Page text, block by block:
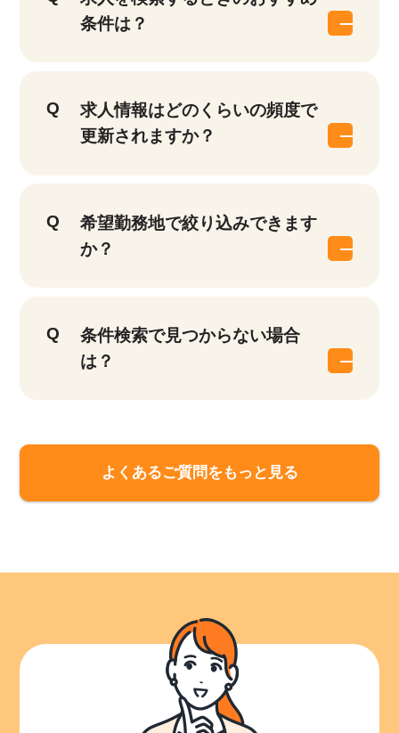
条件は？
求人情報はどのくらいの頻度で
更新されますか？
希望勤務地で絞り込みできます
か？
条件検索で見つからない場合
は？
よくあるご質問をもっと見る